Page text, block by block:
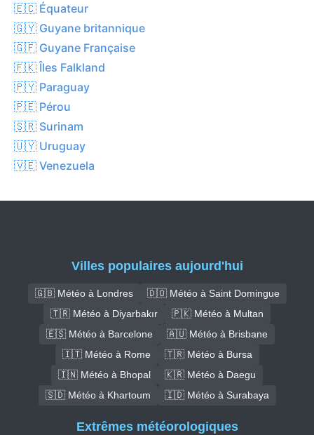
🇪🇨 Équateur
🇬🇾 Guyane britannique
🇬🇫 Guyane Française
🇫🇰 Îles Falkland
🇵🇾 Paraguay
🇵🇪 Pérou
🇸🇷 Surinam
🇺🇾 Uruguay
🇻🇪 Venezuela
Villes populaires aujourd'hui
🇬🇧 Météo à Londres
🇩🇴 Météo à Saint Domingue
🇹🇷 Météo à Diyarbakır
🇵🇰 Météo à Multan
🇪🇸 Météo à Barcelone
🇦🇺 Météo à Brisbane
🇮🇹 Météo à Rome
🇹🇷 Météo à Bursa
🇮🇳 Météo à Bhopal
🇰🇷 Météo à Daegu
🇸🇩 Météo à Khartoum
🇮🇩 Météo à Surabaya
Extrêmes météorologiques